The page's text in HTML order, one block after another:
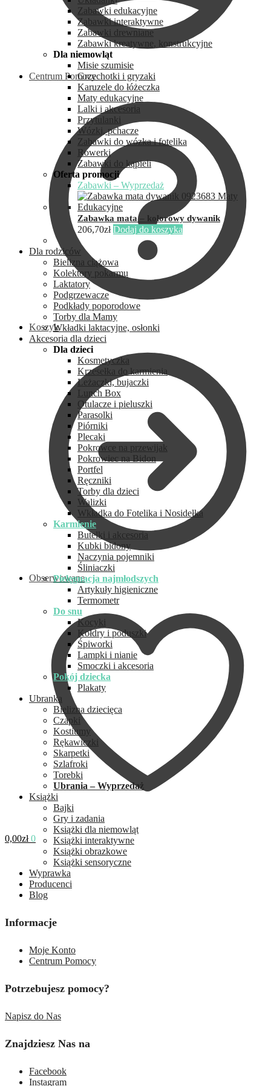
Centrum Pomocy
Koszyk
Obserwowane
0,00zł 0
Zabawki edukacyjne
Zabawki interaktywne
Zabawki drewniane
Zabawki kreatywne, konstrukcyjne
Dla niemowląt
Misie szumisie
Grzechotki i gryzaki
Karuzele do łóżeczka
Maty edukacyjne
Lalki i akcesoria
Przytulanki
Wózki, pchacze
Zabawki do wózka i fotelika
Rowerki
Zabawki do kąpieli
Oferta promocji
Zabawki – Wyprzedaż
Zabawka mata – kolorowy dywanik
206,70zł Dodaj do koszyka
Dla rodziców
Bielizna ciążowa
Kolektory pokarmu
Laktatory
Podgrzewacze
Podkłady poporodowe
Torby dla Mamy
Wkładki laktacyjne, osłonki
Akcesoria dla dzieci
Dla dzieci
Kosmetyczka
Krzesełka do karmienia
Leżaczki, bujaczki
Lunch Box
Otulacze i pieluszki
Parasolki
Piórniki
Plecaki
Pokrowce na przewijak
Pokrowiec na Bidon
Portfel
Ręczniki
Torby dla dzieci
Walizki
Wkładka do Fotelika i Nosidełka
Karmienie
Butelki i akcesoria
Kubki bidony
Naczynia pojemniki
Śliniaczki
Pielęgnacja najmłodszych
Artykuły higieniczne
Termometr
Do snu
Kocyki
Kołdry i poduszki
Śpiworki
Lampki i nianie
Smoczki i akcesoria
Pokój dziecka
Plakaty
Ubranka
Bielizna dziecięca
Czapki
Kostiumy
Rękawiczki
Skarpetki
Szlafroki
Torebki
Ubrania – Wyprzedaż
Książki
Bajki
Gry i zadania
Książki dla niemowląt
Książki interaktywne
Książki obrazkowe
Książki sensoryczne
Wyprawka
Producenci
Blog
Informacje
Moje Konto
Centrum Pomocy
Potrzebujesz pomocy?
Napisz do Nas
Znajdziesz Nas na
Facebook
Instagram